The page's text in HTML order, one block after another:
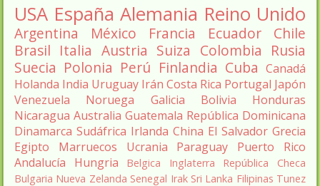
USA España Alemania Reino Unido
Argentina México Francia Ecuador
Chile
Brasil Italia Austria Suiza Colombia Rusia
Suecia Polonia Perú Finlandia Cuba Canadá
Holanda India Uruguay Irán Costa Rica Portugal Japón
Venezuela
Noruega Galicia Bolivia
Honduras
Nicaragua Australia Guatemala República Dominicana
Dinamarca Sudáfrica Irlanda China El Salvador Grecia
Egipto
Marruecos Ucrania Paraguay
Puerto Rico
Andalucía
Hungria Belgica Inglaterra
República Checa
Bulgaria Nueva Zelanda Senegal Irak Sri Lanka Filipinas Tunez